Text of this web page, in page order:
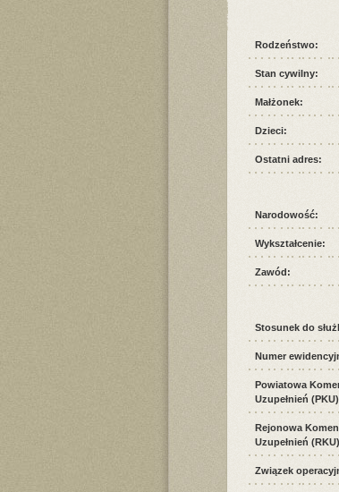
Rodzeństwo:
Stan cywilny:
Małżonek:
Dzieci:
Ostatni adres:
Narodowość:
Wykształcenie:
Zawód:
Stosunek do
Numer
Powiatowa
Uzupełnień
Rejonowa
Uzupełnień
Związek